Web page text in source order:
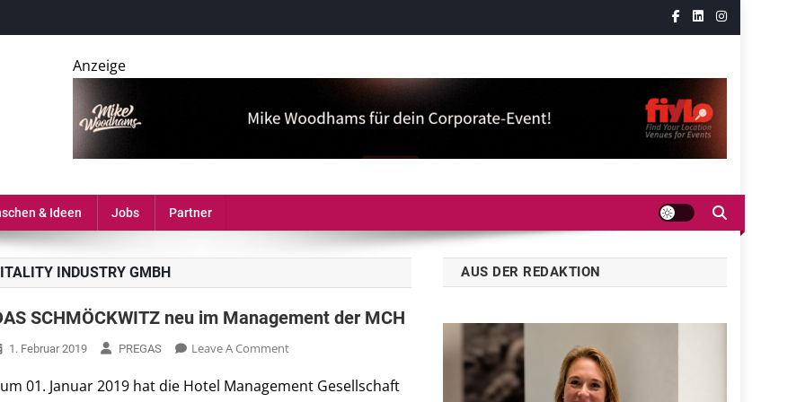
Gastronomie und MICE-Industrie
Anzeige
& Ideen Jobs Partner
INDUSTRY GMBH
SCHMÖCKWITZ neu im Management der MCH
1. Februar 2019 PREGAS Leave A CommentOn
SCHMÖCKWITZ
01. Januar 2019 hat die Hotel Management Gesellschaft
AUS DER REDAKTION